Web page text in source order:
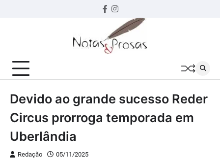
Facebook
instagram
Devido ao grande sucesso Reder
Circus prorroga temporada em
Uberlândia
Redação 05/11/2025